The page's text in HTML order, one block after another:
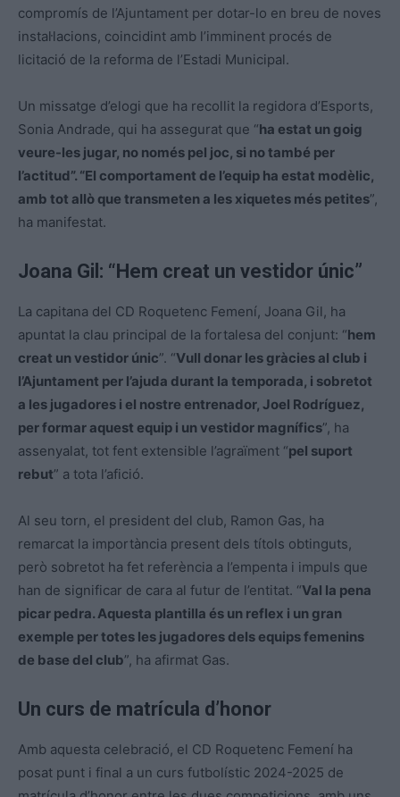
compromís de l’Ajuntament per dotar-lo en breu de noves
instal·lacions, coincidint amb l’imminent procés de
licitació de la reforma de l’Estadi Municipal.
Un missatge d’elogi que ha recollit la regidora d’Esports,
Sonia Andrade, qui ha assegurat que “ha estat un goig
veure-les jugar, no només pel joc, si no també per
l’actitud”. “El comportament de l’equip ha estat modèlic,
amb tot allò que transmeten a les xiquetes més petites”,
ha manifestat.
Joana Gil: “Hem creat un vestidor únic”
La capitana del CD Roquetenc Femení, Joana Gil, ha
apuntat la clau principal de la fortalesa del conjunt: “hem
creat un vestidor únic”. “Vull donar les gràcies al club i
l’Ajuntament per l’ajuda durant la temporada, i sobretot
a les jugadores i el nostre entrenador, Joel Rodríguez,
per formar aquest equip i un vestidor magnífics”, ha
assenyalat, tot fent extensible l’agraïment “pel suport
rebut” a tota l’afició.
Al seu torn, el president del club, Ramon Gas, ha
remarcat la importància present dels títols obtinguts,
però sobretot ha fet referència a l’empenta i impuls que
han de significar de cara al futur de l’entitat. “Val la pena
picar pedra. Aquesta plantilla és un reflex i un gran
exemple per totes les jugadores dels equips femenins
de base del club”, ha afirmat Gas.
Un curs de matrícula d’honor
Amb aquesta celebració, el CD Roquetenc Femení ha
posat punt i final a un curs futbolístic 2024-2025 de